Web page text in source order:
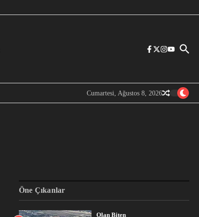
Cumartesi, Ağustos 8, 2026
Öne Çıkanlar
Olan Biten